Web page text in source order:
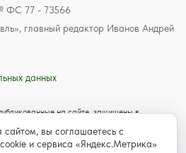
ФС 77 - 73566
главный редактор Иванов Андрей
данных
на сайте, защищены в
законодательством об авторском
текстовых, фото, аудио и
правообладателя с обязательной
сайтом, вы соглашаетесь с
и сервиса «Яндекс.Метрика»